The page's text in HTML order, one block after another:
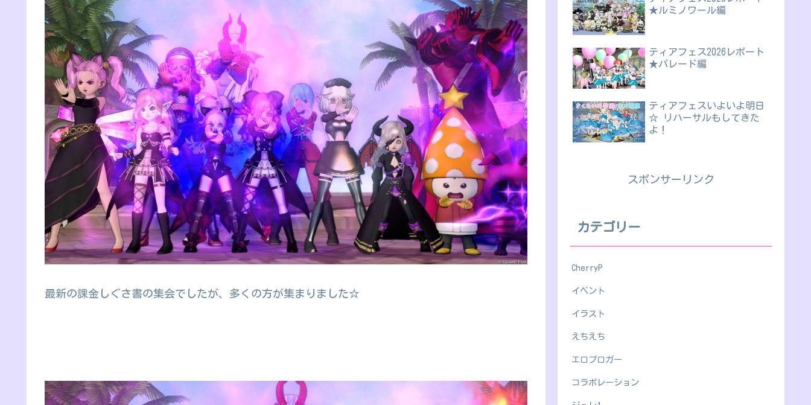
最新の課金しぐさ書の集会でしたが、多くの方が集まりました☆
★ルミノワール編
ティアフェス2026レポート
★パレード編
ティアフェスいよいよ明日
☆ リハーサルもしてきた
よ！
スポンサーリンク
カテゴリー
CherryP
イベント
イラスト
えちえち
エロブロガー
コラボレーション